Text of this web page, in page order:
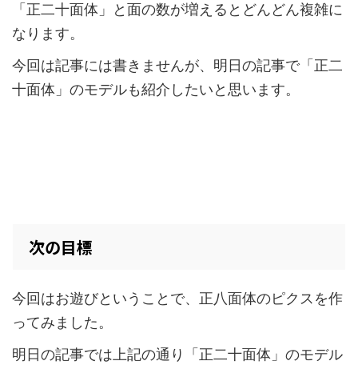
「正二十面体」と面の数が増えるとどんどん複雑に
なります。
今回は記事には書きませんが、明日の記事で「正二
十面体」のモデルも紹介したいと思います。
次の目標
今回はお遊びということで、正八面体のピクスを作
ってみました。
明日の記事では上記の通り「正二十面体」のモデル